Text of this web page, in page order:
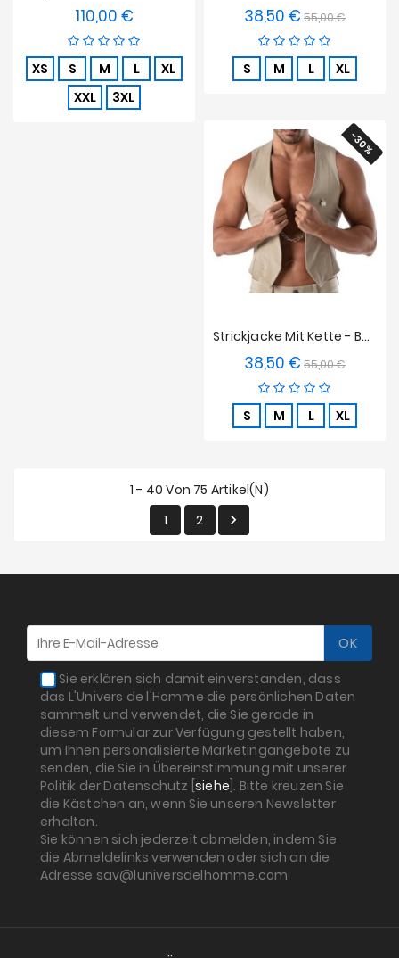
110,00 €
XS S M L
XL
XXL
3XL
38,50 € Verkaufspreis
55,00 €Preis
S M L XL
-30%
Strickjacke Mit Kette - Beige
38,50 € Verkaufspreis
55,00 €Preis
S M L XL
1 - 40 Von 75 Artikel(n)
1 2 
Sie erklären sich damit einverstanden, dass
das L'Univers de l'Homme die persönlichen Daten
sammelt und verwendet, die Sie gerade in
diesem Formular zur Verfügung gestellt haben,
um Ihnen personalisierte Marketingangebote zu
senden, die Sie in Übereinstimmung mit unserer
Politik der Datenschutz [ siehe ]. Bitte kreuzen Sie
die Kästchen an, wenn Sie unseren Newsletter
erhalten.
Sie können sich jederzeit abmelden, indem Sie
die Abmeldelinks verwenden oder sich an die
Adresse sav@luniversdelhomme.com